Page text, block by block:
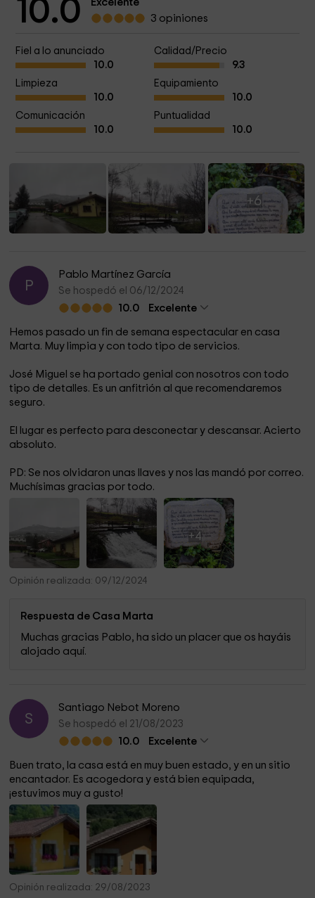
10.0
Excelente
3 opiniones
Fiel a lo anunciado
10.0
Calidad/Precio
9.3
Limpieza
10.0
Equipamiento
10.0
Comunicación
10.0
Puntualidad
10.0
+6
P
Pablo Martínez García
Se hospedó el 06/12/2024
10.0
Excelente
Hemos pasado un fin de semana espectacular en casa
Marta. Muy limpia y con todo tipo de servicios.
José Miguel se ha portado genial con nosotros con todo
tipo de detalles. Es un anfitrión al que recomendaremos
seguro.
El lugar es perfecto para desconectar y descansar. Acierto
absoluto.
PD: Se nos olvidaron unas llaves y nos las mandó por correo.
Muchísimas gracias por todo.
+4
Opinión realizada: 09/12/2024
Respuesta de Casa Marta
Muchas gracias Pablo, ha sido un placer que os hayáis
alojado aquí.
S
Santiago Nebot Moreno
Se hospedó el 21/08/2023
10.0
Excelente
Buen trato, la casa está en muy buen estado, y en un sitio
encantador. Es acogedora y está bien equipada,
¡estuvimos muy a gusto!
Opinión realizada: 29/08/2023